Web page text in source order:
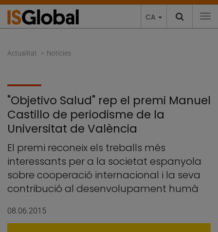
CA
Actualitat Notícies
"Objetivo Salud" rep el premi Manuel
Castillo de periodisme de la
Universitat de València
El premi reconeix els treballs més
interessants per a la societat espanyola
sobre cooperació internacional i la seva
contribució al desenvolupament humà
08.06.2015